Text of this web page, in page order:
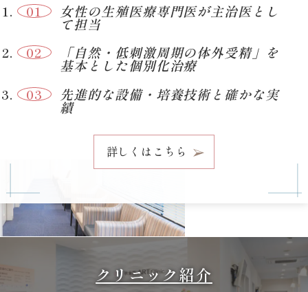
女性の生殖医療専門医が主治医とし
て担当
「自然・低刺激周期の体外受精」を
基本とした個別化治療
先進的な設備・培養技術と確かな実
績
詳しくはこちら
クリニック紹介